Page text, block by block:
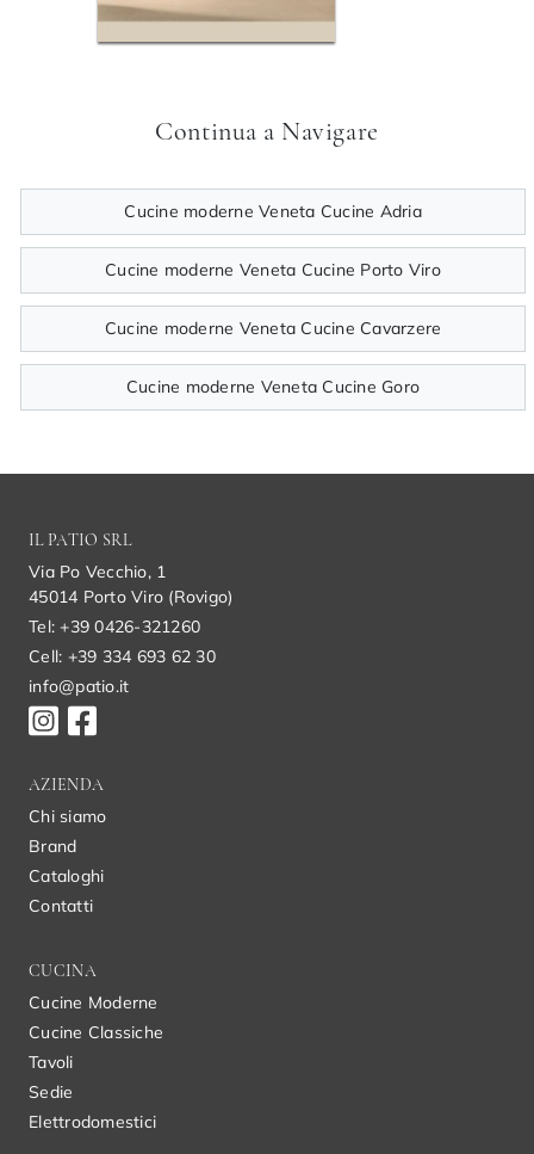
Continua a Navigare
Cucine moderne Veneta Cucine Adria
Cucine moderne Veneta Cucine Porto Viro
Cucine moderne Veneta Cucine Cavarzere
Cucine moderne Veneta Cucine Goro
IL PATIO SRL
Via Po Vecchio, 1
45014 Porto Viro (Rovigo)
Tel: +39 0426-321260
Cell: +39 334 693 62 30
info@patio.it
AZIENDA
Chi siamo
Brand
Cataloghi
Contatti
CUCINA
Cucine Moderne
Cucine Classiche
Tavoli
Sedie
Elettrodomestici